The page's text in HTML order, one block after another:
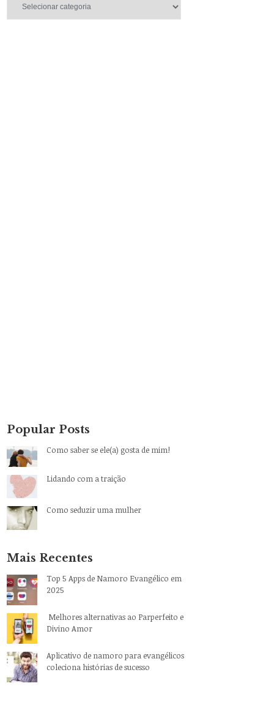
Popular Posts
Como saber se ele(a) gosta de mim!
Lidando com a traição
Como seduzir uma mulher
Mais Recentes
Top 5 Apps de Namoro Evangélico em
2025
Melhores alternativas ao Parperfeito e
Divino Amor
Aplicativo de namoro para evangélicos
coleciona histórias de sucesso